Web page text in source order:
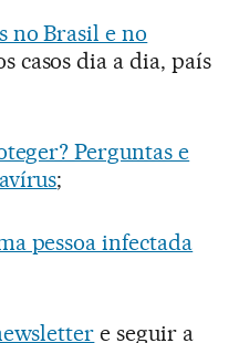
no Brasil e no
casos dia a dia, país
Perguntas e
;
pessoa infectada
e seguir a